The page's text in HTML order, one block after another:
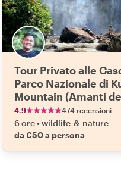
Tour Privato alle
Parco Nazionale di
Mountain (Amanti
Natura)
4.9 474 recensioni
6 ore•wildlife-&-nature
da €50 a persona